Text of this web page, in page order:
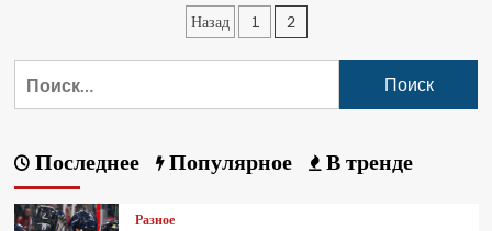
Назад 1 2
Последнее Популярное В тренде
Разное